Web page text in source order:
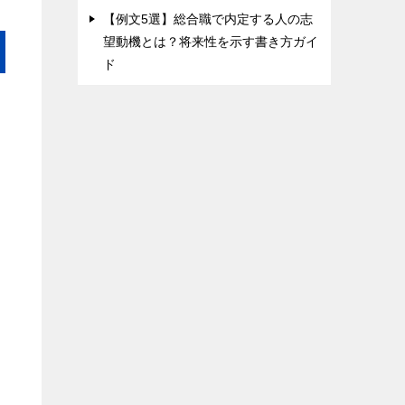
【例文5選】総合職で内定する人の志
望動機とは？将来性を示す書き方ガイ
ド